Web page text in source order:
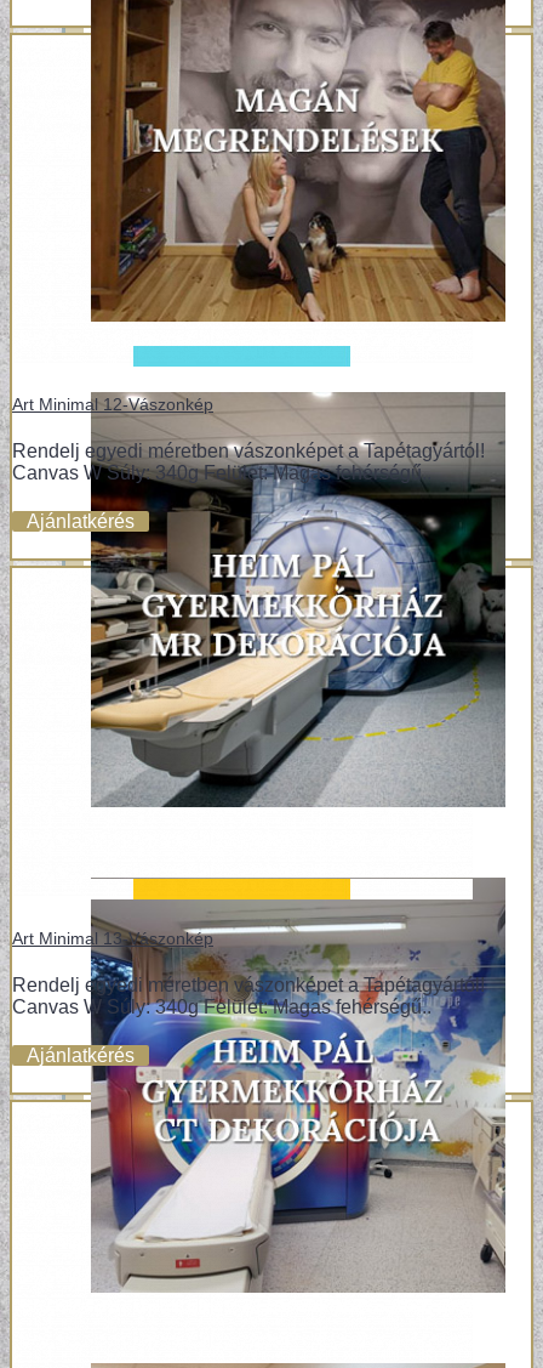
Art Minimal 12-Vászonkép
Rendelj egyedi méretben vászonképet a Tapétagyártól!
Canvas W Súly: 340g Felület: Magas fehérségű..
Ajánlatkérés
Art Minimal 13-Vászonkép
Rendelj egyedi méretben vászonképet a Tapétagyártól!
Canvas W Súly: 340g Felület: Magas fehérségű..
Ajánlatkérés